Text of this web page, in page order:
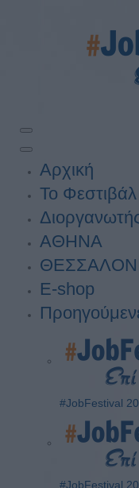
Αρχική
Το Φεστιβάλ
ΑΘΗΝΑ
E-shop
#JobFestival
#JobFestival